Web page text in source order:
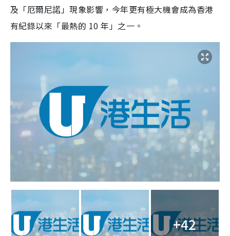
及「厄爾尼諾」現象影響，今年更有極大機會成為香港
有紀錄以來「最熱的 10 年」之一。
+42